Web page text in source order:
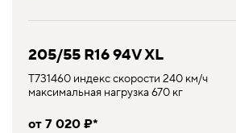
205/55 R16 94V XL
T731460 индекс скорости 240 км/ч
максимальная нагрузка 670 кг
от 7 020 ₽*